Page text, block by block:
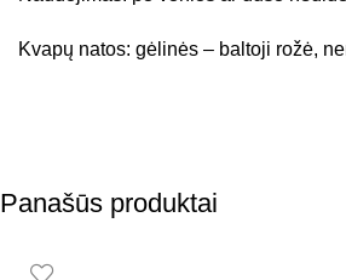
Kvapų natos: gėlinės – baltoji rožė,
Panašūs produktai